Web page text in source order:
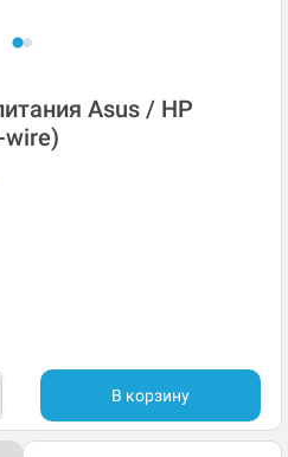
Asus / HP
wire)
В корзину